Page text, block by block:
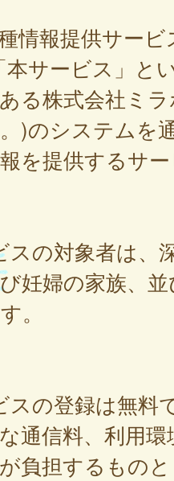
報提供サービ
本サービス」と
る株式会社ミ
)のシステムを
を提供するサ
の対象者は、
妊婦の家族、
。
の登録は無料
通信料、利用
負担するもの